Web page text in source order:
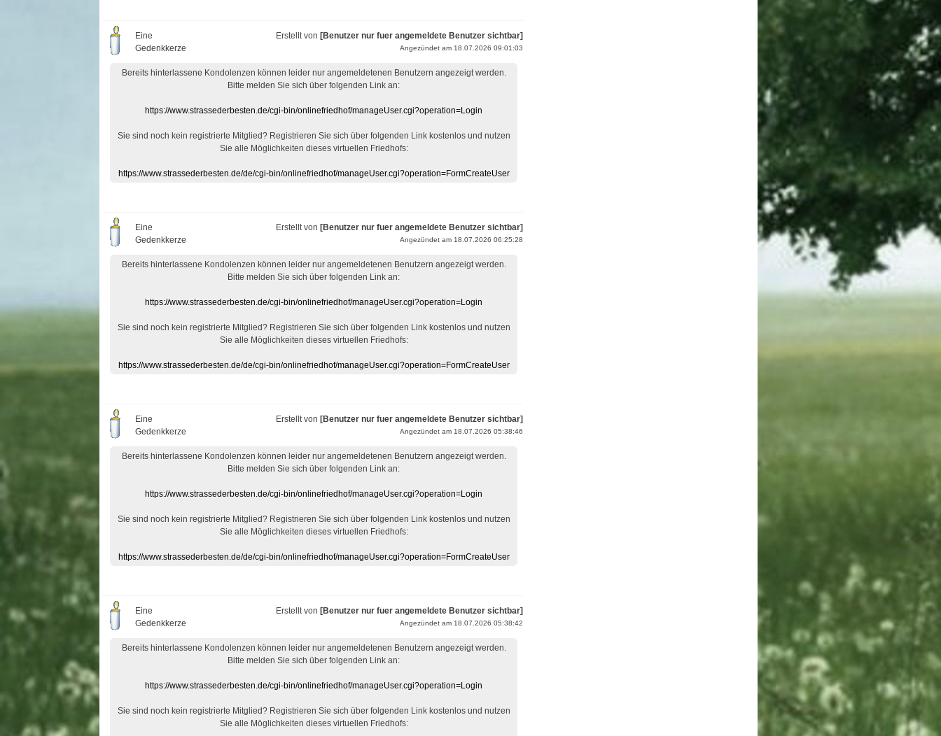
Eine
Gedenkkerze
Erstellt von [Benutzer nur fuer angemeldete Benutzer sichtbar]
Angezündet am 18.07.2026 09:01:03
Bereits hinterlassene Kondolenzen können leider nur angemeldetenen Benutzern angezeigt werden.
Bitte melden Sie sich über folgenden Link an:
https://www.strassederbesten.de/cgi-bin/onlinefriedhof/manageUser.cgi?operation=Login
Sie sind noch kein registrierte Mitglied? Registrieren Sie sich über folgenden Link kostenlos und nutzen
Sie alle Möglichkeiten dieses virtuellen Friedhofs:
https://www.strassederbesten.de/de/cgi-bin/onlinefriedhof/manageUser.cgi?operation=FormCreateUser
Eine
Gedenkkerze
Erstellt von [Benutzer nur fuer angemeldete Benutzer sichtbar]
Angezündet am 18.07.2026 06:25:28
Bereits hinterlassene Kondolenzen können leider nur angemeldetenen Benutzern angezeigt werden.
Bitte melden Sie sich über folgenden Link an:
https://www.strassederbesten.de/cgi-bin/onlinefriedhof/manageUser.cgi?operation=Login
Sie sind noch kein registrierte Mitglied? Registrieren Sie sich über folgenden Link kostenlos und nutzen
Sie alle Möglichkeiten dieses virtuellen Friedhofs:
https://www.strassederbesten.de/de/cgi-bin/onlinefriedhof/manageUser.cgi?operation=FormCreateUser
Eine
Gedenkkerze
Erstellt von [Benutzer nur fuer angemeldete Benutzer sichtbar]
Angezündet am 18.07.2026 05:38:46
Bereits hinterlassene Kondolenzen können leider nur angemeldetenen Benutzern angezeigt werden.
Bitte melden Sie sich über folgenden Link an:
https://www.strassederbesten.de/cgi-bin/onlinefriedhof/manageUser.cgi?operation=Login
Sie sind noch kein registrierte Mitglied? Registrieren Sie sich über folgenden Link kostenlos und nutzen
Sie alle Möglichkeiten dieses virtuellen Friedhofs:
https://www.strassederbesten.de/de/cgi-bin/onlinefriedhof/manageUser.cgi?operation=FormCreateUser
Eine
Gedenkkerze
Erstellt von [Benutzer nur fuer angemeldete Benutzer sichtbar]
Angezündet am 18.07.2026 05:38:42
Bereits hinterlassene Kondolenzen können leider nur angemeldetenen Benutzern angezeigt werden.
Bitte melden Sie sich über folgenden Link an:
https://www.strassederbesten.de/cgi-bin/onlinefriedhof/manageUser.cgi?operation=Login
Sie sind noch kein registrierte Mitglied? Registrieren Sie sich über folgenden Link kostenlos und nutzen
Sie alle Möglichkeiten dieses virtuellen Friedhofs: